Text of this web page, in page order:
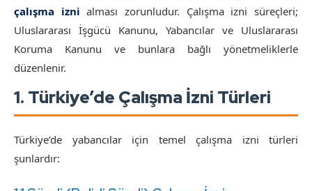
çalışma izni alması zorunludur. Çalışma izni süreçleri;
Uluslararası İşgücü Kanunu, Yabancılar ve Uluslararası
Koruma Kanunu ve bunlara bağlı yönetmeliklerle
düzenlenir.
1. Türkiye’de Çalışma İzni Türleri
Türkiye’de yabancılar için temel çalışma izni türleri
şunlardır: